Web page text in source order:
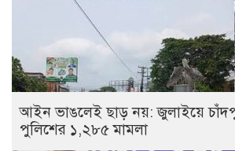
আইন ভাঙলেই ছাড় নয়: জুলাইয়ে
পুলিশের ১,২৮৫ মামলা